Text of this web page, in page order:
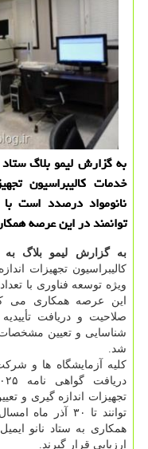
به گزارش لیمو بلاگ ستاد
خدمات كالیبراسیون
نانومواد درصدد است
توانمند در این عرصه
به گزارش لیمو بلاگ به
كالیبراسیون تجهیزات
ویژه توسعه فناوری با
این عرصه همكاری می
صلاحیت و دریافت
شناسایی و تعیین
شد.
كلیه آزمایشگاه ها و
تجهیزات اندازه گیری و
توانند تا ۳۰
همكاری به ستاد نانو
ارزیابی قرار گیرند.